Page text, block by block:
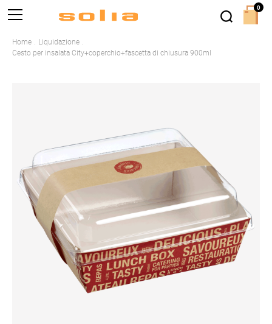
Home
Liquidazione
Cesto per insalata City+coperchio+fascetta di chiusura 900ml
0